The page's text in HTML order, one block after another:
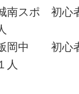
南スポ 初心
岡中 初心者
人